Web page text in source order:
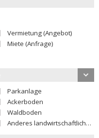
Vermietung (Angebot)
Miete (Anfrage)
Parkanlage
Ackerboden
Waldboden
Anderes landwirtschaftliches Grundstück